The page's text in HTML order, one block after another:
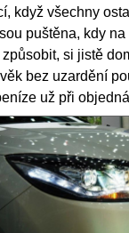
když všechny
puštěna, kdy
si jistě
bez uzardění
už při